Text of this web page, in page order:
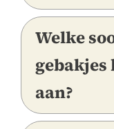
Welke
aan?